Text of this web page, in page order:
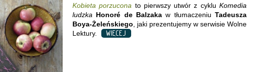
Kobieta porzucona to pierwszy utwór z cykluKomedia
ludzka Honoré de Balzaka w tłumaczeniuTadeusza
Boya-Żeleńskiego , jaki prezentujemy w serwisie Wolne
Lektury.
WIĘCEJ